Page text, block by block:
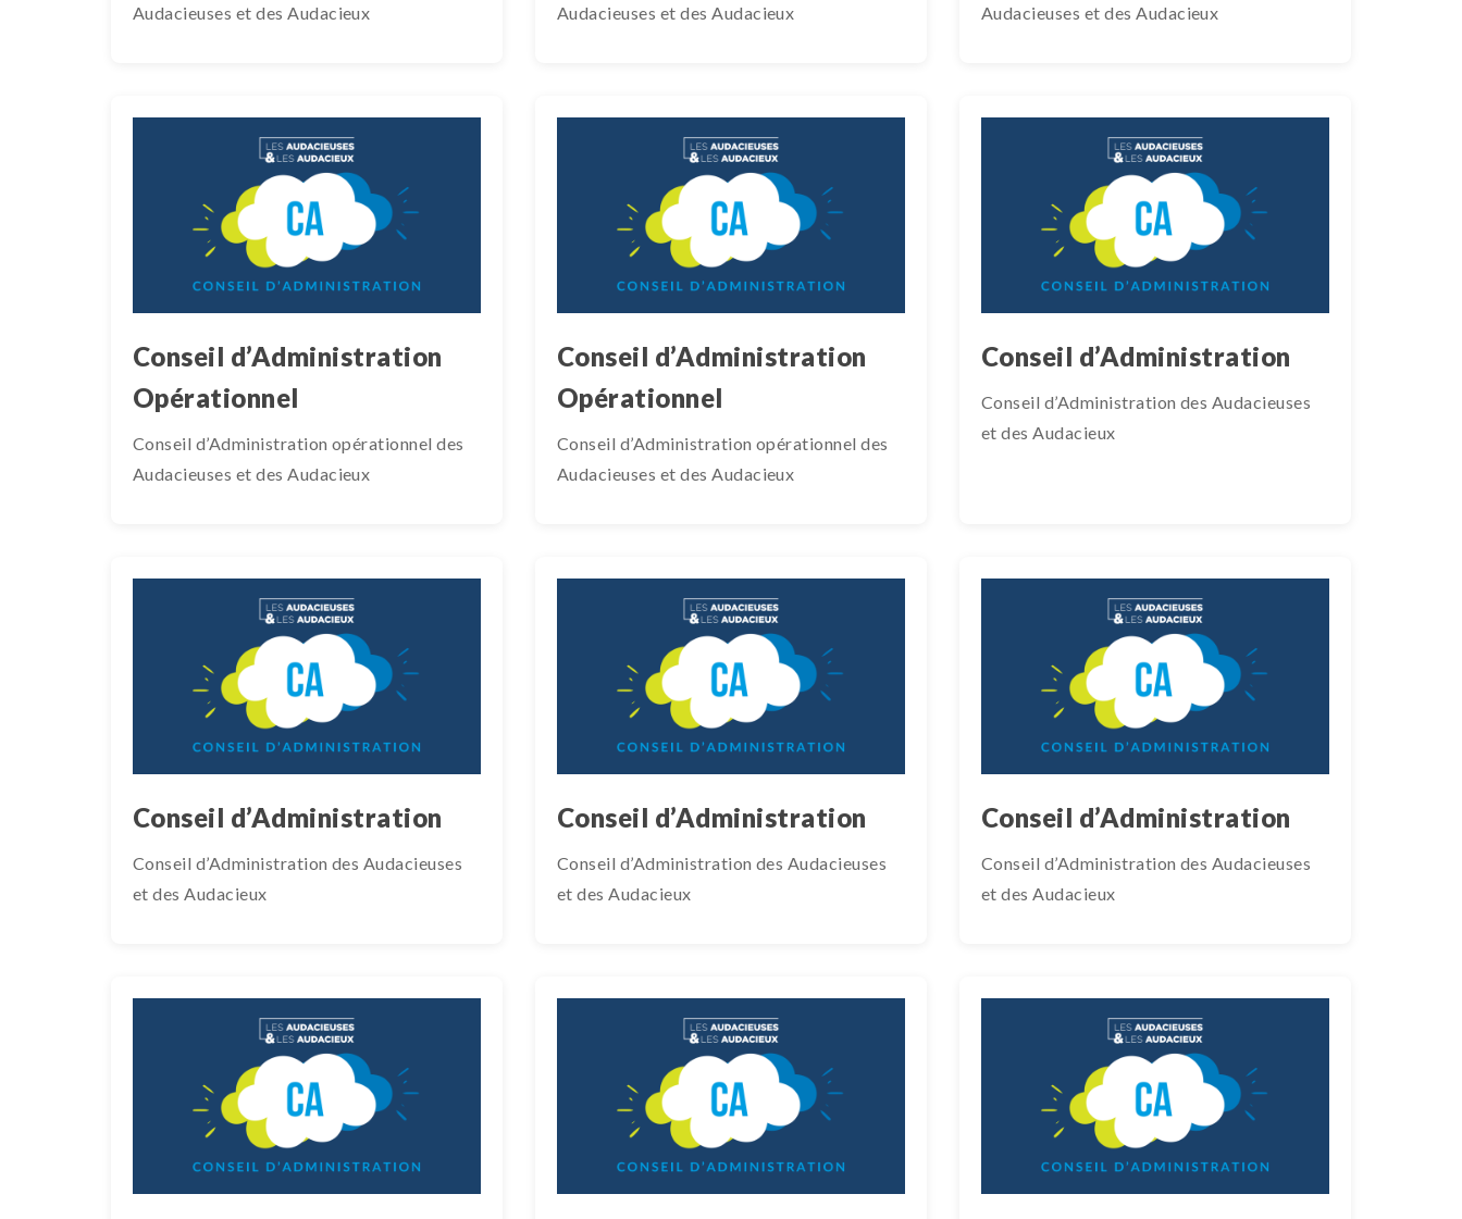
Audacieuses et des Audacieux
Audacieuses et des Audacieux
Audacieuses et des Audacieux
Conseil d’Administration
Opérationnel
Conseil d’Administration opérationnel des
Audacieuses et des Audacieux
Conseil d’Administration
Opérationnel
Conseil d’Administration opérationnel des
Audacieuses et des Audacieux
Conseil d’Administration
Conseil d’Administration des Audacieuses
et des Audacieux
Conseil d’Administration
Conseil d’Administration des Audacieuses
et des Audacieux
Conseil d’Administration
Conseil d’Administration des Audacieuses
et des Audacieux
Conseil d’Administration
Conseil d’Administration des Audacieuses
et des Audacieux